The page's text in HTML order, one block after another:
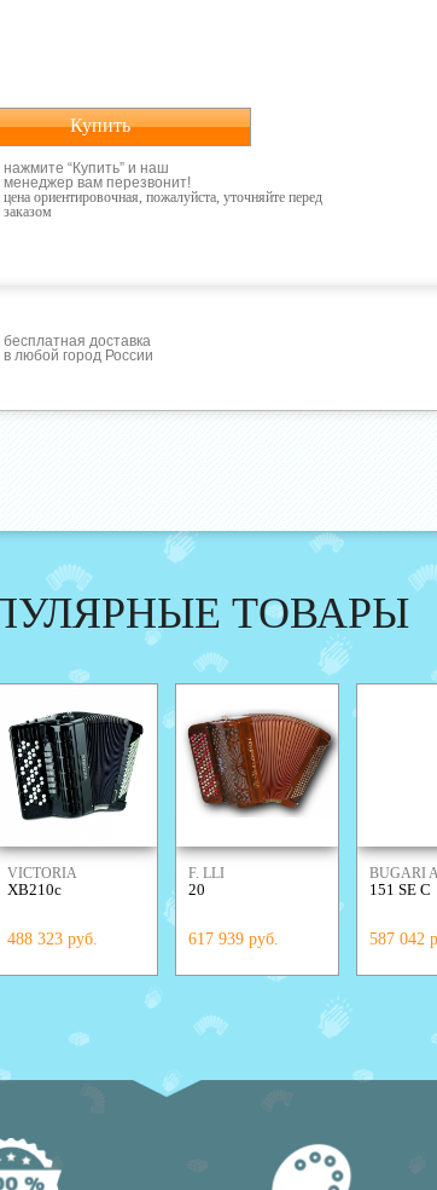
Купить
нажмите “Купить” и наш
менеджер вам перезвонит!
цена ориентировочная, пожалуйста, уточняйте перед
заказом
бесплатная доставка
в любой город России
ТОВАРЫ
VICTORIA
XB210c
488 323 руб.
F. LLI
ALESSANDRINI
20
617 939 руб.
BUGARI
151 SE C
587 042